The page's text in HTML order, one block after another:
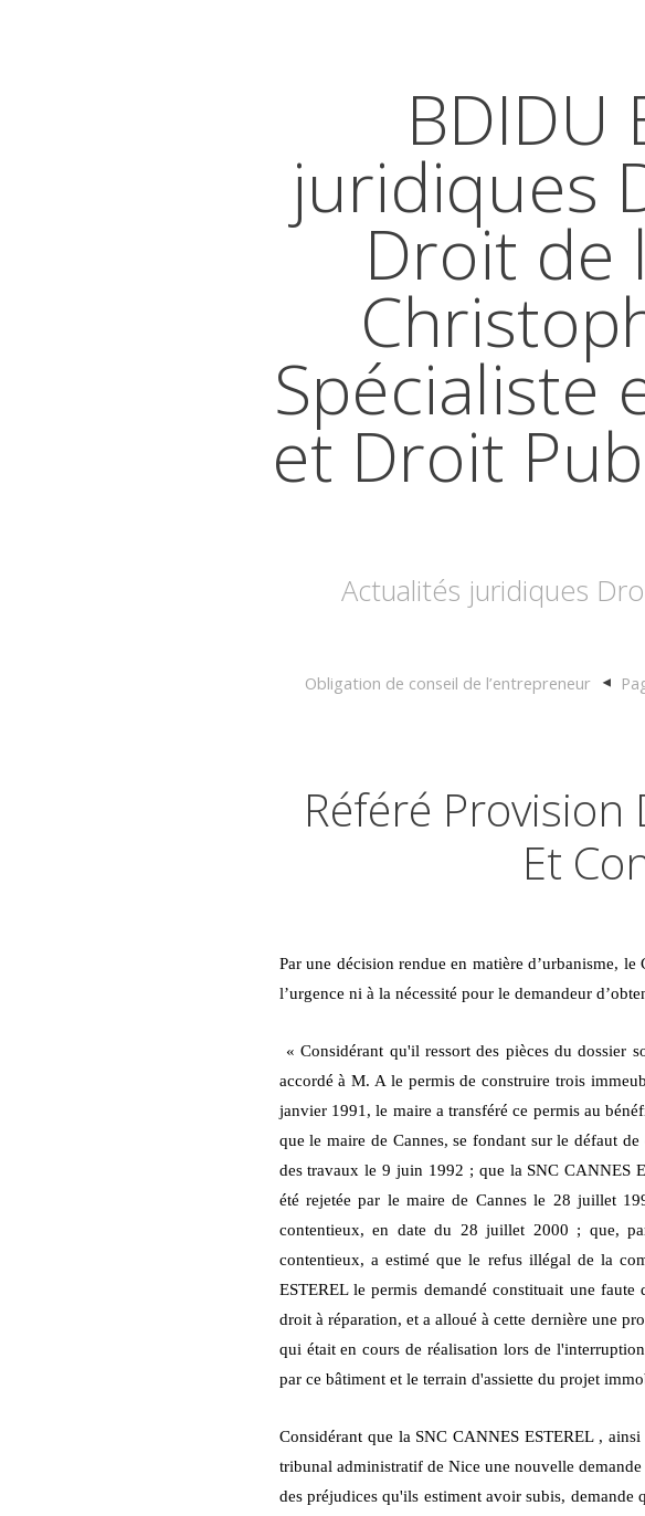
BDIDU
juridiques
Droit de
Spécialiste
et Droit
Actualités juridiques
Obligation de conseil de l’entrepreneur
Référé
Et
Par une décision rendue en matière d’urbanisme,
l’urgence ni à la nécessité pour le demandeur
« Considérant qu'il ressort des pièces du dossier
accordé à M. A le permis de construire trois
janvier 1991, le maire a transféré ce permis au
que le maire de Cannes, se fondant sur le défaut
des travaux le 9 juin 1992 ; que la SNC CANNES
été rejetée par le maire de Cannes le 28 juillet
contentieux, en date du 28 juillet 2000 ; que,
contentieux, a estimé que le refus illégal de la
ESTEREL le permis demandé constituait une
droit à réparation, et a alloué à cette dernière une
qui était en cours de réalisation lors de
par ce bâtiment et le terrain d'assiette du projet
Considérant que la SNC CANNES ESTEREL ,
tribunal administratif de Nice une nouvelle
des préjudices qu'ils estiment avoir subis, demande